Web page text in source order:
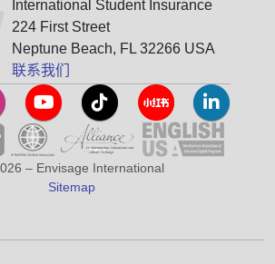
International Student Insurance
224 First Street
Neptune Beach, FL 32266 USA
联系我们
– Envisage International
Sitemap